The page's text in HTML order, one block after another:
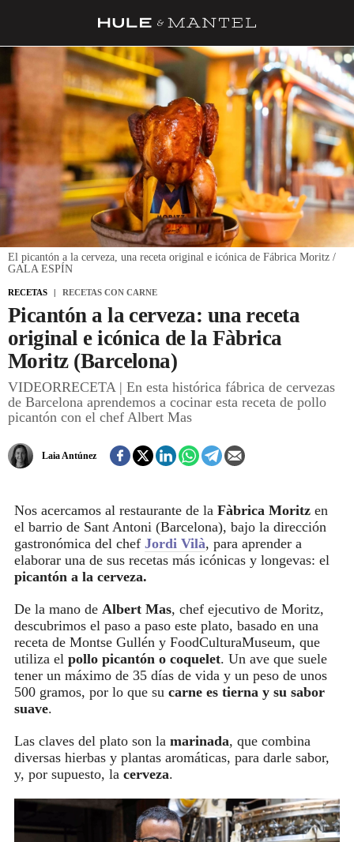
TRUCOS
DESPENSA
BARRAS Y ESTRELLAS
DÓNDE COMER
ÍDOLOS DE MESAS
CUADERNO DE VIAJE
TRADICIÓN
MENÚ DEL DÍA
A CUCHILLO
REGISTRO
RECETAS RECETAS CON CARNE
Picantón a la cerveza: una receta
original e icónica de la Fàbrica
Moritz (Barcelona)
VIDEORRECETA | En esta histórica fábrica de cervezas
de Barcelona aprendemos a cocinar esta receta de pollo
picantón con el chef Albert Mas
Laia Antúnez
El picantón a la cerveza, una receta original e icónica de Fábrica Moritz /
GALA ESPÍN
Nos acercamos al restaurante de la Fàbrica Moritz en
el barrio de Sant Antoni (Barcelona), bajo la dirección
gastronómica del chef Jordi Vilà, para aprender a
elaborar una de sus recetas más icónicas y longevas: el
picantón a la cerveza.
De la mano de Albert Mas, chef ejecutivo de Moritz,
descubrimos el paso a paso este plato, basado en una
receta de Montse Gullén y FoodCulturaMuseum, que
utiliza el pollo picantón o coquelet. Un ave que suele
tener un máximo de 35 días de vida y un peso de unos
500 gramos, por lo que su carne es tierna y su sabor
suave.
Las claves del plato son la marinada, que combina
diversas hierbas y plantas aromáticas, para darle sabor,
y, por supuesto, la cerveza.